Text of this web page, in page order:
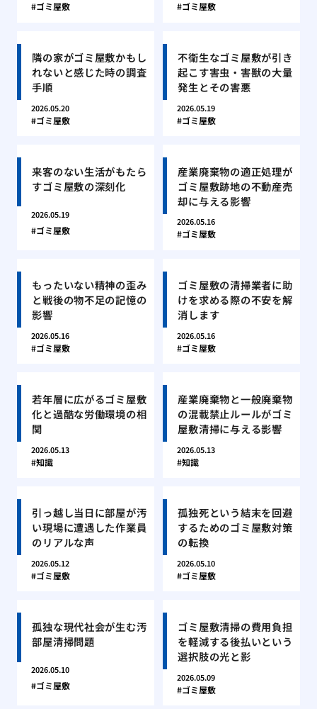
ゴミ屋敷 ゴミ屋敷
隣の家がゴミ屋敷かもし
れないと感じた時の調査
手順
2026.05.20
ゴミ屋敷
不衛生なゴミ屋敷が引き
起こす害虫・害獣の大量
発生とその害悪
2026.05.19
ゴミ屋敷
来客のない生活がもたら
すゴミ屋敷の深刻化
2026.05.19
ゴミ屋敷
産業廃棄物の適正処理が
ゴミ屋敷跡地の不動産売
却に与える影響
2026.05.16
ゴミ屋敷
もったいない精神の歪み
と戦後の物不足の記憶の
影響
2026.05.16
ゴミ屋敷
ゴミ屋敷の清掃業者に助
けを求める際の不安を解
消します
2026.05.16
ゴミ屋敷
若年層に広がるゴミ屋敷
化と過酷な労働環境の相
関
2026.05.13
知識
産業廃棄物と一般廃棄物
の混載禁止ルールがゴミ
屋敷清掃に与える影響
2026.05.13
知識
引っ越し当日に部屋が汚
い現場に遭遇した作業員
のリアルな声
2026.05.12
ゴミ屋敷
孤独死という結末を回避
するためのゴミ屋敷対策
の転換
2026.05.10
ゴミ屋敷
孤独な現代社会が生む汚
部屋清掃問題
2026.05.10
ゴミ屋敷
ゴミ屋敷清掃の費用負担
を軽減する後払いという
選択肢の光と影
2026.05.09
ゴミ屋敷